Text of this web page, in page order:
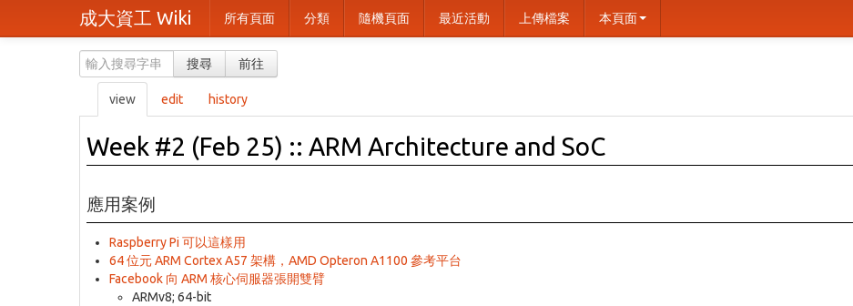
成大資工 Wiki 所有頁面 分類 隨機頁面 最近活動 上傳檔案 本頁面
搜尋 前往
view edit history
Week #2 (Feb 25) :: ARM Architecture and SoC
應用案例
Raspberry Pi 可以這樣用
64 位元 ARM Cortex A57 架構，AMD Opteron A1100 參考平台
Facebook 向 ARM 核心伺服器張開雙臂
ARMv8; 64-bit